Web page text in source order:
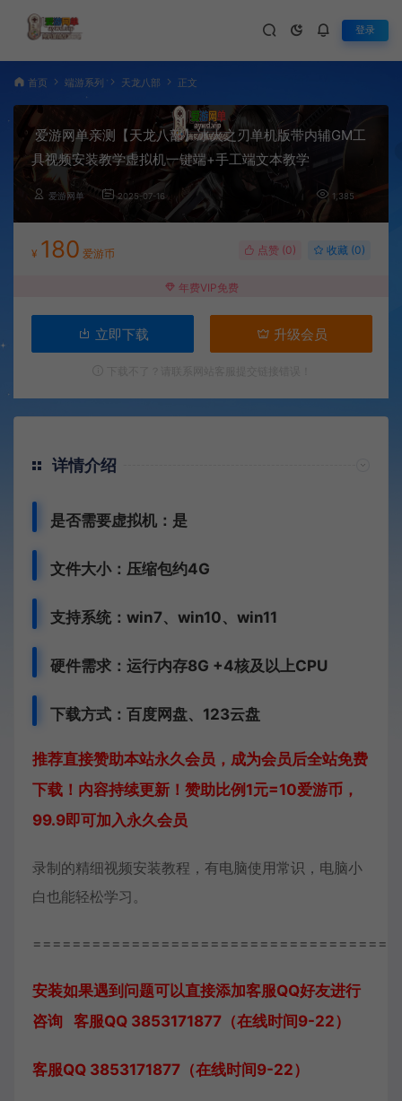
登录
首页 端游系列 天龙八部 正文
爱游网单亲测【天龙八部】冰火之刃单机版带内辅GM工
具视频安装教学虚拟机一键端+手工端文本教学
爱游网单 2025-07-16 1,385
¥ 180 爱游币 点赞 (0) 收藏 (0)
年费VIP免费
立即下载 升级会员
详情介绍
是否需要虚拟机：是
文件大小：压缩包约4G
支持系统：win7、win10、win11
硬件需求：运行内存8G +4核及以上CPU
下载方式： 百度网盘、 123云盘
推荐直接赞助本站永久会员，成为会员后全站免费
下载！内容持续更新！赞助比例1元=10爱游币，
99.9即可加入永久会员
录制的精细视频安装教程，有电脑使用常识，电脑小
白也能轻松学习。
安装如果遇到问题可以直接添加客服QQ好友进行
咨询 客服QQ 3853171877（在线时间9-22）
客服QQ 3853171877（在线时间9-22）